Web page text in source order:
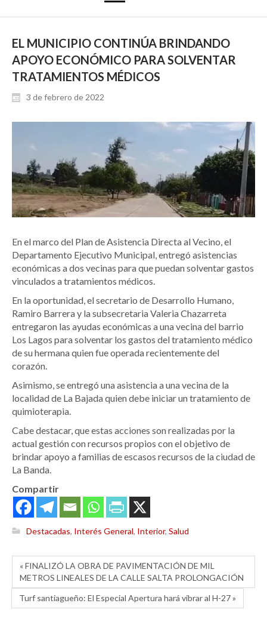
EL MUNICIPIO CONTINÚA BRINDANDO
APOYO ECONÓMICO PARA SOLVENTAR
TRATAMIENTOS MÉDICOS
3 de febrero de 2022
En el marco del Plan de Asistencia Directa al Vecino, el
Departamento Ejecutivo Municipal, entregó asistencias
económicas a dos vecinas para que puedan solventar gastos
vinculados a tratamientos médicos.
En la oportunidad, el secretario de Desarrollo Humano,
Ramiro Barrera y la subsecretaria Valeria Chazarreta
entregaron las ayudas económicas a una vecina del barrio
Los Lagos para solventar los gastos del tratamiento médico
de su hermana quien fue operada recientemente del
corazón.
Asimismo, se entregó una asistencia a una vecina de la
localidad de La Bajada quien debe iniciar un tratamiento de
quimioterapia.
Cabe destacar, que estas acciones son realizadas por la
actual gestión con recursos propios con el objetivo de
brindar apoyo a familias de escasos recursos de la ciudad de
La Banda.
Compartir
Destacadas, Interés General, Interior, Salud
« FINALIZÓ LA OBRA DE PAVIMENTACIÓN DE MIL
METROS LINEALES DE LA CALLE SALTA PROLONGACIÓN
Turf santiagueño: El Especial Apertura hará vibrar al H-27 »